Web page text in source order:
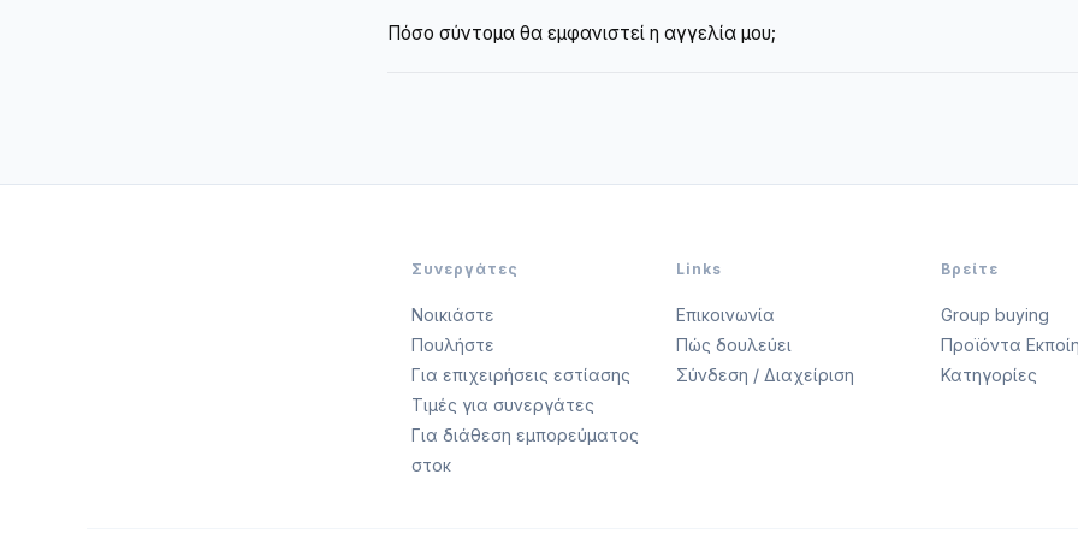
σελίδα εμφανίζει τότε μόνο τιμές ενοικίασης και αντίστοιχο badge.
Πόσο σύντομα θα εμφανιστεί η αγγελία μου;
Συνεργάτες
Νοικιάστε
Πουλήστε
Για επιχειρήσεις εστίασης
Τιμές για συνεργάτες
Για διάθεση εμπορεύματος
στοκ
Links
Επικοινωνία
Πώς δουλεύει
Σύνδεση / Διαχείριση
Βρείτε
Group buying
Προϊόντα
Κατηγορίες